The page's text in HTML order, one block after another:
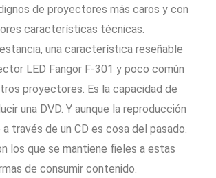
de proyectores más caros y con
características técnicas.
una característica reseñable
LED Fangor F-301 y poco común
proyectores. Es la capacidad de
una DVD. Y aunque la reproducción
través de un CD es cosa del pasado.
los que se mantiene fieles a estas
de consumir contenido.